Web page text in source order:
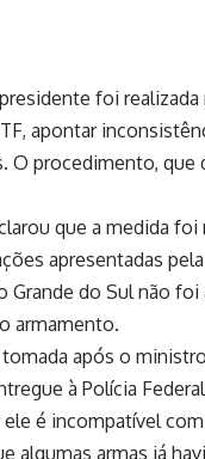
foi
apontar
O procedimento, que
que a medida
apresentadas
Grande do Sul não
armamento.
após o
à Polícia
é incompatível
algumas armas já